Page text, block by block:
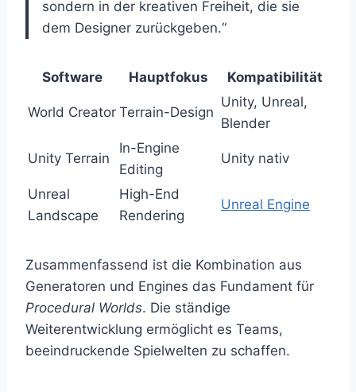
sondern in der kreativen Freiheit, die sie
dem Designer zurückgeben.“
Software Hauptfokus Kompatibilität
World Creator Terrain-Design
Unity, Unreal,
Blender
Unity Terrain
In-Engine
Editing
Unity nativ
Unreal
Landscape
High-End
Rendering
Unreal Engine
Zusammenfassend ist die Kombination aus
Generatoren und Engines das Fundament für
Procedural Worlds. Die ständige
Weiterentwicklung ermöglicht es Teams,
beeindruckende Spielwelten zu schaffen.